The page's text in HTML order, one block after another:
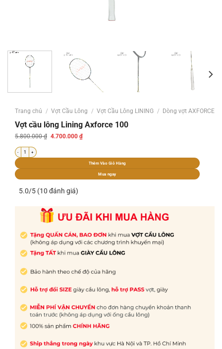
Trang chủ / Vợt Cầu Lông / Vợt Cầu Lông LINING / Dòng vợt AXFORCE
Vợt cầu lông Lining Axforce 100
5.800.000₫ Giá
4.700.000 ₫Giá
hiện
4.700.000 ₫.
Vợt cầu lông Lining Axforce 100 số lượng
Thêm Vào Giỏ Hàng
Mua ngay
5.0/5 (10 đánh giá)